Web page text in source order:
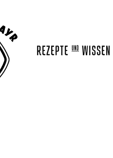
REZEPTEUND WISSEN